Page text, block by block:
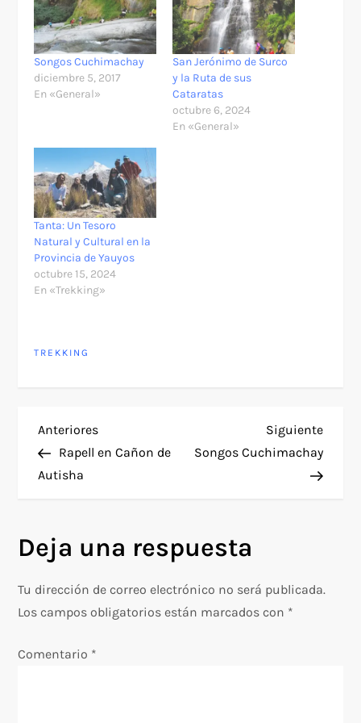
Songos Cuchimachay
diciembre 5, 2017
En «General»
San Jerónimo de Surco
y la Ruta de sus
Cataratas
octubre 6, 2024
En «General»
Tanta: Un Tesoro
Natural y Cultural en la
Provincia de Yauyos
octubre 15, 2024
En «Trekking»
TREKKING
N
a
e
g
a
c
Entrada
anterior
Anteriores
Rapell en Cañon de
Autisha
Siguiente
Songos Cuchimachay
Deja una respuesta
Tu dirección de correo electrónico no será publicada.
Los campos obligatorios están marcados con *
Comentario *